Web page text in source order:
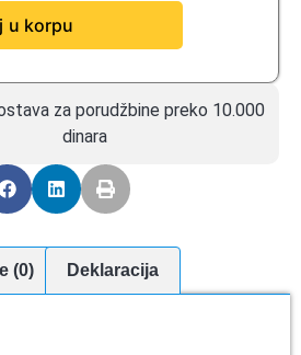
u korpu
za porudžbine preko 10.000
dinara
(0) Deklaracija